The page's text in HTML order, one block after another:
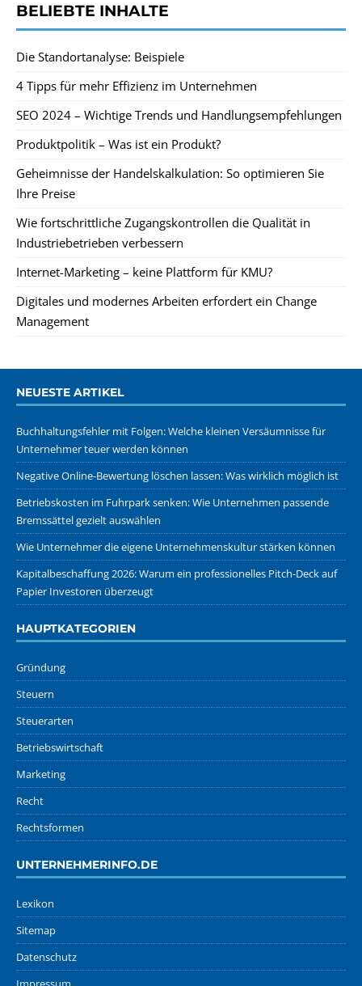
BELIEBTE INHALTE
Die Standortanalyse: Beispiele
4 Tipps für mehr Effizienz im Unternehmen
SEO 2024 – Wichtige Trends und Handlungsempfehlungen
Produktpolitik – Was ist ein Produkt?
Geheimnisse der Handelskalkulation: So optimieren Sie
Ihre Preise
Wie fortschrittliche Zugangskontrollen die Qualität in
Industriebetrieben verbessern
Internet-Marketing – keine Plattform für KMU?
Digitales und modernes Arbeiten erfordert ein Change
Management
NEUESTE ARTIKEL
Buchhaltungsfehler mit Folgen: Welche kleinen Versäumnisse für
Unternehmer teuer werden können
Negative Online-Bewertung löschen lassen: Was wirklich möglich ist
Betriebskosten im Fuhrpark senken: Wie Unternehmen passende
Bremssättel gezielt auswählen
Wie Unternehmer die eigene Unternehmenskultur stärken können
Kapitalbeschaffung 2026: Warum ein professionelles Pitch-Deck auf
Papier Investoren überzeugt
HAUPTKATEGORIEN
Gründung
Steuern
Steuerarten
Betriebswirtschaft
Marketing
Recht
Rechtsformen
UNTERNEHMERINFO.DE
Lexikon
Sitemap
Datenschutz